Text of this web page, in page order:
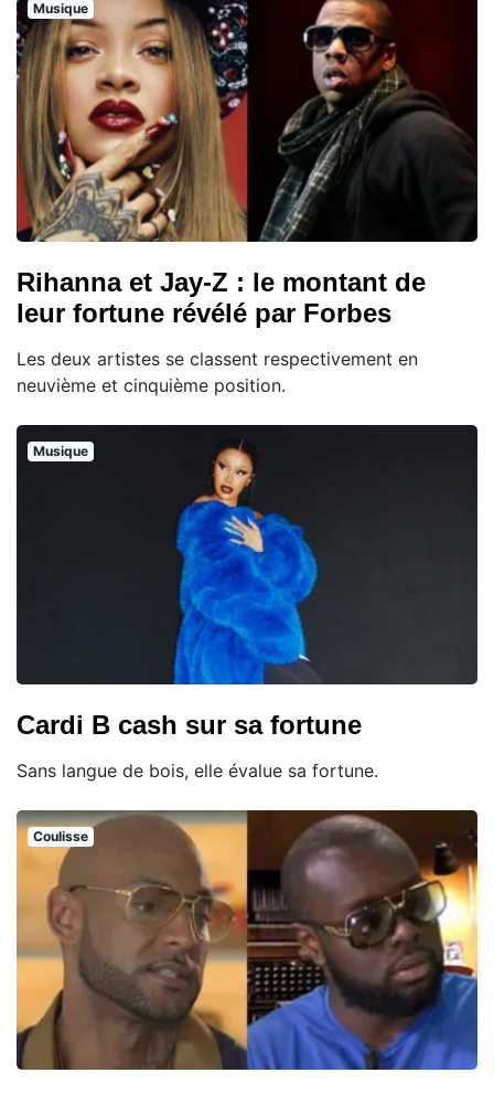
Musique
Rihanna et Jay-Z : le montant de
leur fortune révélé par Forbes
Les deux artistes se classent respectivement en
neuvième et cinquième position.
Musique
Cardi B cash sur sa fortune
Sans langue de bois, elle évalue sa fortune.
Coulisse